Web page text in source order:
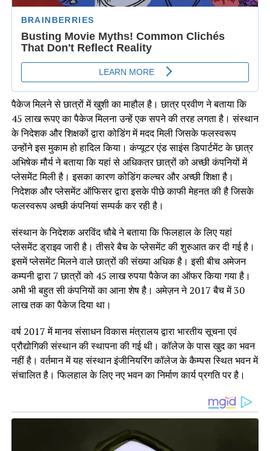
पैकेज मिलने से छात्रों में खुशी का माहौल है। छात्र प्रवीण ने बताया कि
45 लाख रूपए का पैकेज मिलना उन्हें एक सपने की तरह लगता है। संस्थान
के निदेशक और शिक्षकों द्वारा कोडिंग में मदद मिली जिसके फलस्वरूप
उन्होंने इस मुकाम हो हादिल किया। कंप्यूटर एंड साइंस डिपार्टमेंट के छात्र
अभिषेक मौर्य ने बताया कि यहां से अधिकतर छात्रों को अच्छी कंपनियों में
प्लेसमेंट मिली है। इसका कारण कोडिंग कल्चर और अच्छी शिक्षा है।
निदेशक और प्लेसमेंट ऑफिसर द्वारा इसके पीछे काफी मेहनत की है जिसके
फलस्वरूप अच्छी कंपनियां सम्पर्क कर रही है।
संस्थान के निदेशक अरविंद चौबे ने बताया कि फिलहाल के लिए यहां
प्लेसमेंट ड्राइव जारी है। तीसरे बैच के प्लेसमेंट की शुरुआत कर दी गई है।
इसमें प्लेसमेंट मिलने वाले छात्रों की संख्या अधिक है। इसी बीच अमेजन
कम्पनी द्वारा 7 छात्रों को 45 लाख रुपया पैकेज का ऑफर किया गया है।
अभी भी बहुत सी कंपनियों का आना शेष है। अमेज़न ने 2017 बैच में 30
लाख तक का पैकेज दिया था।
वर्ष 2017 में मानव संसाधन विकास मंत्रालय द्वारा भारतीय सूचना एवं
प्रौद्योगिकी संस्थान की स्थापना की गई थी। कॉलेज के पास खुद का भवन
नहीं है। वर्तमान में यह संस्थान इंजीनियरिंग कॉलेज के कैम्पस स्थित भवन में
संचालित है। फिलहाल के लिए नए भवन का निर्माण कार्य प्रगति पर है।